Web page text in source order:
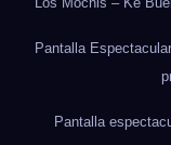
Pantalla
Pantalla